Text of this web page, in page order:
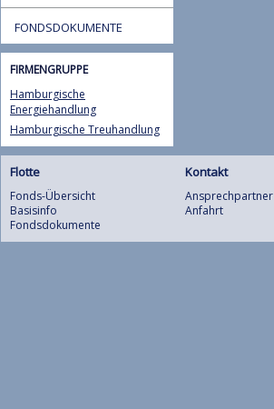
FONDSDOKUMENTE
FIRMENGRUPPE
Hamburgische
Energiehandlung
Hamburgische Treuhandlung
Flotte
Fonds-Übersicht
Basisinfo
Fondsdokumente
Kontakt
Ansprechpartner
Anfahrt